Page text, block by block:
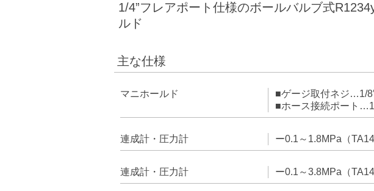
1/4”フレアポート仕様のボールバルブ式
ルド
主な仕様
マニホールド
■ゲージ取付ネジ…1/
■ホース接続ポート
連成計・圧力計 ー0.1～1.8MPa（
連成計・圧力計 ー0.1～3.8MPa（